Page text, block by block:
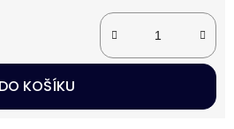
DO KOŠÍKU